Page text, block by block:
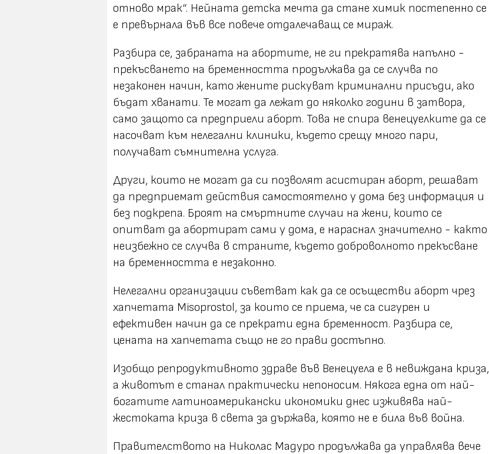
отново мрак“. Нейната детска мечта да стане химик постепенно се
е превърнала във все повече отдалечаващ се мираж.
Разбира се, забраната на абортите, не ги прекратява напълно -
прекъсването на бременността продължава да се случва по
незаконен начин, като жените рискуват криминални присъди, ако
бъдат хванати. Те могат да лежат до няколко години в затвора,
само защото са предприели аборт. Това не спира венецуелките да се
насочват към нелегални клиники, където срещу много пари,
получават съмнителна услуга.
Други, които не могат да си позволят асистиран аборт, решават
да предприемат действия самостоятелно у дома без информация и
без подкрепа. Броят на смъртните случаи на жени, които се
опитват да абортират сами у дома, е нараснал значително - както
неизбежно се случва в страните, където доброволното прекъсване
на бременността е незаконно.
Нелегални организации съветват как да се осъществи аборт чрез
хапчетата Misoprostol, за които се приема, че са сигурен и
ефективен начин да се прекрати една бременност. Разбира се,
цената на хапчетата също не го прави достъпно.
Изобщо репродуктивното здраве във Венецуела е в невиждана криза,
а животът е станал практически непоносим. Някога една от най-
богатите латиноамерикански икономики днес изживява най-
жестоката криза в света за държава, която не е била във война.
Правителството на Николас Мадуро продължава да управлява вече